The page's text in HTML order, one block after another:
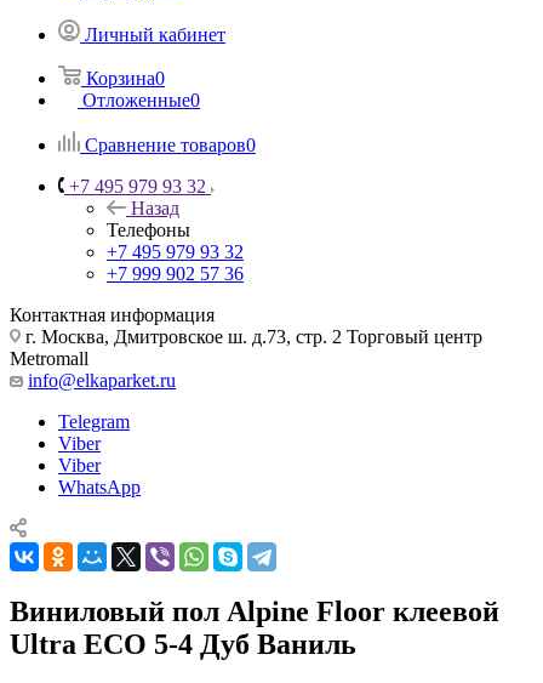
Личный кабинет
Корзина0
Отложенные0
Сравнение товаров0
+7 495 979 93 32
Назад
Телефоны
+7 495 979 93 32
+7 999 902 57 36
Контактная информация
г. Москва, Дмитровское ш. д.73, стр. 2 Торговый центр
Metromall
info@elkaparket.ru
Telegram
Viber
Viber
WhatsApp
Виниловый пол Alpine Floor клеевой
Ultra ЕСО 5-4 Дуб Ваниль